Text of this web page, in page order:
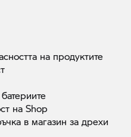
на продуктите
батериите
наShop
в магазин задрехи